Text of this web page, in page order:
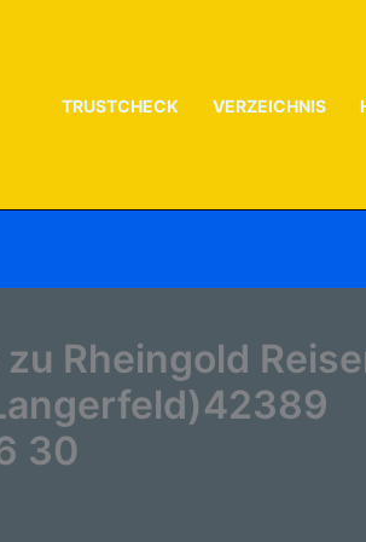
TRUSTCHECK VERZEICHNIS
Rheingold
30